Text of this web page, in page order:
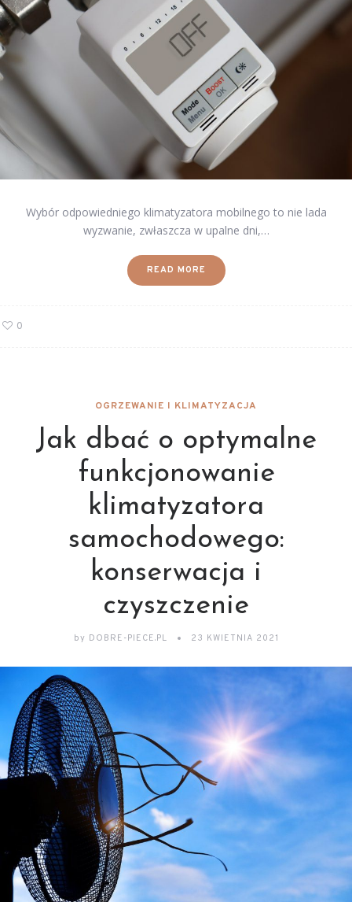
Wybór odpowiedniego klimatyzatora mobilnego to nie lada
wyzwanie, zwłaszcza w upalne dni,…
READ MORE
0
OGRZEWANIE I KLIMATYZACJA
Jak dbać o optymalne
funkcjonowanie
klimatyzatora
samochodowego:
konserwacja i
czyszczenie
by DOBRE-PIECE.PL 23 KWIETNIA 2021